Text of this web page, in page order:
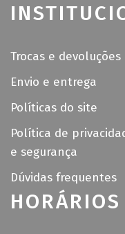
Trocas e devoluções
Envio e entrega
Políticas do site
Política de
e segurança
Dúvidas frequentes
HORÁRIOS